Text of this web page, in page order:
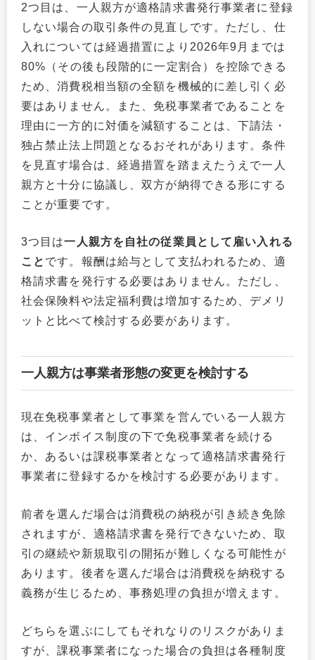
2つ目は、一人親方が適格請求書発行事業者に登録
しない場合の取引条件の見直しです。ただし、仕
入れについては経過措置により2026年9月までは
80%（その後も段階的に一定割合）を控除できる
ため、消費税相当額の全額を機械的に差し引く必
要はありません。また、免税事業者であることを
理由に一方的に対価を減額することは、下請法・
独占禁止法上問題となるおそれがあります。条件
を見直す場合は、経過措置を踏まえたうえで一人
親方と十分に協議し、双方が納得できる形にする
ことが重要です。
3つ目は一人親方を自社の従業員として雇い入れる
こと です。報酬は給与として支払われるため、適
格請求書を発行する必要はありません。ただし、
社会保険料や法定福利費は増加するため、デメリ
ットと比べて検討する必要があります。
一人親方は事業者形態の変更を検討する
現在免税事業者として事業を営んでいる一人親方
は、インボイス制度の下で免税事業者を続ける
か、あるいは課税事業者となって適格請求書発行
事業者に登録するかを検討する必要があります。
前者を選んだ場合は消費税の納税が引き続き免除
されますが、適格請求書を発行できないため、取
引の継続や新規取引の開拓が難しくなる可能性が
あります。後者を選んだ場合は消費税を納税する
義務が生じるため、事務処理の負担が増えます。
どちらを選ぶにしてもそれなりのリスクがありま
すが、課税事業者になった場合の負担は各種制度